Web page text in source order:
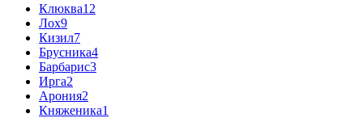
Клюква12
Лох9
Кизил7
Брусника4
Барбарис3
Ирга2
Арония2
Княженика1